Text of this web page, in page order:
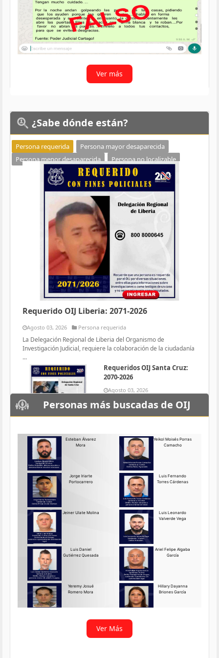
Ver más
¿Sabe dónde están?
Persona requerida
Persona mayor desaparecida
Persona menor desaparecida
Persona no localizable
Requerido OIJ Liberia: 2071-2026
Agosto 03, 2026 Persona requerida
La Delegación Regional de Liberia del Organismo de
Investigación Judicial, requiere la colaboración de la ciudadanía
...
Requeridos OIJ Santa Cruz:
2070-2026
Agosto 03, 2026
Persona requerida
La Delegación Regional de Santa
Requerido OIJ Puntarenas:
2069-2026
Agosto 03, 2026
Persona requerida
La Delegación Regional de
Puntarenas del Organismo de
Investigación
Ver más
Personas más buscadas de OIJ
Ver Más